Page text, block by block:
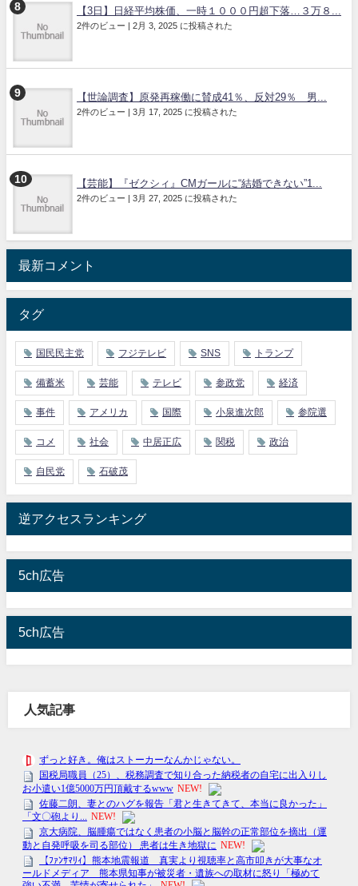
【3日】日経平均株価、一時１０００円超下落…３万８...
2件のビュー 2月 3, 2025 に投稿された
【世論調査】原発再稼働に賛成41％、反対29％ 男...
2件のビュー 3月 17, 2025 に投稿された
【芸能】『ゼクシィ』CMガールに“結婚できない”1...
2件のビュー 3月 27, 2025 に投稿された
最新コメント
タグ
国民民主党 フジテレビ SNS トランプ
備蓄米 芸能 テレビ 参政党 経済
事件 アメリカ 国際 小泉進次郎 参院選
コメ 社会 中居正広 関税 政治
自民党 石破茂
逆アクセスランキング
5ch広告
5ch広告
人気記事